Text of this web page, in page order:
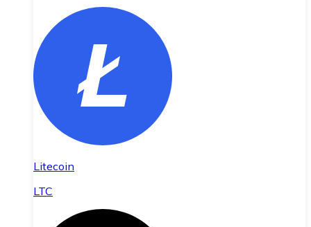
Litecoin
LTC